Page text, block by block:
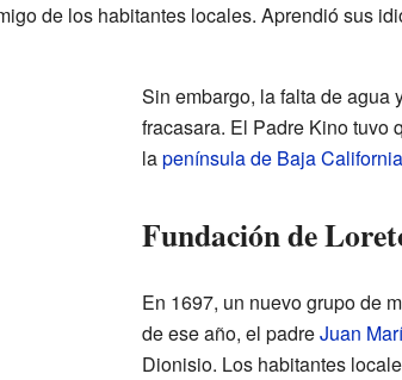
de los habitantes locales. Aprendió sus
Sin embargo, la falta de agua
fracasara. El Padre Kino tuvo
lapenínsula de Baja California
Fundación de
En 1697, un nuevo grupo de
de ese año, el padreJuan
Dionisio. Los habitantes